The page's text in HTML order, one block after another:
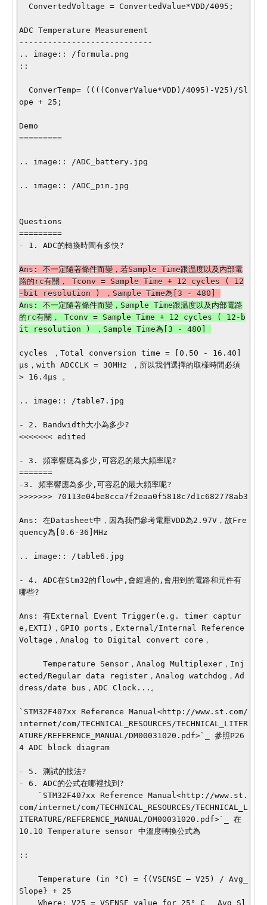
ADC Temperature Measurement
----------------------------
.. image:: /formula.png
::
ope + 25;
Demo
=========
.. image:: /ADC_battery.jpg
.. image:: /ADC_pin.jpg
Questions
=========
- 1. ADC的轉換時間有多快?
Ans: 不一定隨著條件而變，若Sample Time跟温度以及内部電
路的rc有關， Tconv = Sample Time + 12 cycles ( 12
Ans: 不一定隨著條件而變，Sample Time跟温度以及内部電路
的rc有關， Tconv = Sample Time + 12 cycles ( 12-b
cycles ，Total conversion time = [0.50 - 16.40]
µs，with ADCCLK = 30MHz ，所以我們選擇的取樣時間必須
> 16.4µs 。
.. image:: /table7.jpg
- 2. Bandwidth大小為多少?
<<<<<<< edited
- 3. 頻率響應為多少,可容忍的最大頻率呢?
=======
-3. 頻率響應為多少,可容忍的最大頻率呢?
>>>>>>> 70113e04be8cca7f2eaa0f5818c7d1c682778ab3
Ans: 在Datasheet中，因為我們參考電壓VDD為2.97V，故Fre
quency為[0.6-36]MHz
.. image:: /table6.jpg
- 4. ADC在Stm32的flow中,會經過的,會用到的電路和元件有
哪些?
Ans: 有External Event Trigger(e.g. timer captur
e,EXTI)，GPIO ports，External/Internal Reference
Voltage，Analog to Digital convert core，
ected/Regular data register，Analog watchdog，Ad
dress/date bus，ADC Clock...。
`STM32F407xx Reference Manual<http://www.st.com/
internet/com/TECHNICAL_RESOURCES/TECHNICAL_LITER
ATURE/REFERENCE_MANUAL/DM00031020.pdf>`_ 參照P26
4 ADC block diagram
- 5. 測試的接法?
- 6. ADC的公式在哪裡找到?
com/internet/com/TECHNICAL_RESOURCES/TECHNICAL_L
ITERATURE/REFERENCE_MANUAL/DM00031020.pdf>`_ 在
10.10 Temperature sensor 中溫度轉換公式為
::
Slope} + 25